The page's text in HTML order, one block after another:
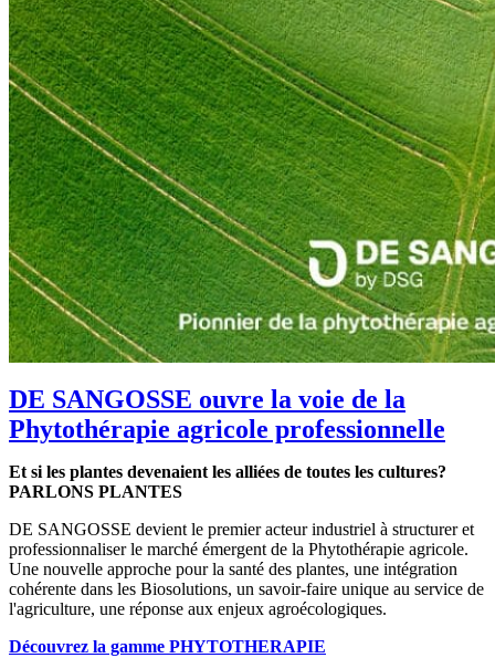
DE SANGOSSE ouvre la voie de la
Phytothérapie agricole professionnelle
Et si les plantes devenaient les alliées de toutes les cultures?
PARLONS PLANTES
DE SANGOSSE devient le premier acteur industriel à structurer et
professionnaliser le marché émergent de la Phytothérapie agricole.
Une nouvelle approche pour la santé des plantes, une intégration
cohérente dans les Biosolutions, un savoir-faire unique au service de
l'agriculture, une réponse aux enjeux agroécologiques.
Découvrez la gamme PHYTOTHERAPIE